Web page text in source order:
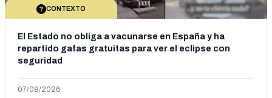
CONTEXTO
El Estado no obliga a vacunarse en España y ha
repartido gafas gratuitas para ver el eclipse con
seguridad
07/08/2026